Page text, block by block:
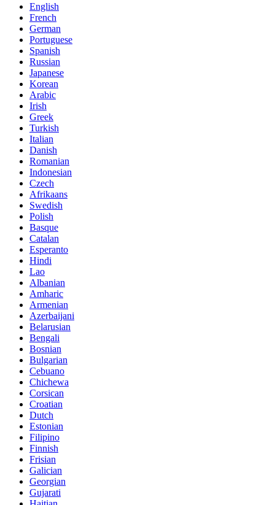
English
French
German
Portuguese
Spanish
Russian
Japanese
Korean
Arabic
Irish
Greek
Turkish
Italian
Danish
Romanian
Indonesian
Czech
Afrikaans
Swedish
Polish
Basque
Catalan
Esperanto
Hindi
Lao
Albanian
Amharic
Armenian
Azerbaijani
Belarusian
Bengali
Bosnian
Bulgarian
Cebuano
Chichewa
Corsican
Croatian
Dutch
Estonian
Filipino
Finnish
Frisian
Galician
Georgian
Gujarati